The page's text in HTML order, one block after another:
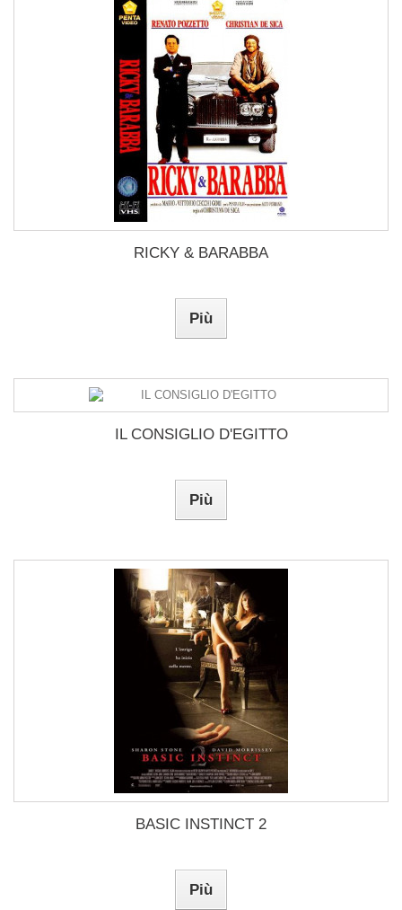
RICKY & BARABBA
Più
IL CONSIGLIO D'EGITTO
Più
BASIC INSTINCT 2
Più